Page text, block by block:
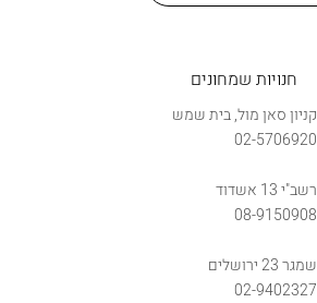
חנויות שמחונים
קניון סאן מול, בית שמש
02-5706920
רשב"י 13 אשדוד
08-9150908
שמגר 23 ירושלים
02-9402327